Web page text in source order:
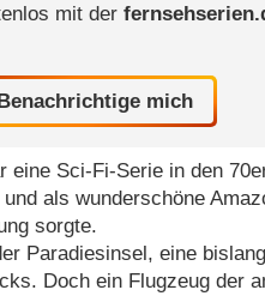
mit der
mich
eine Sci-Fi-Serie in den
als wunderschöne
sorgte.
Paradiesinsel, eine
Doch ein Flugzeug der